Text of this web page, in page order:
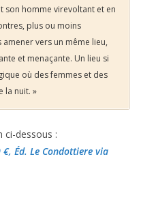
son homme virevoltant et en
plus ou moins
vers un même lieu,
et menaçante. Un lieu si
où des femmes et des
la nuit. »
ci-dessous :
€, Éd. Le Condottiere via